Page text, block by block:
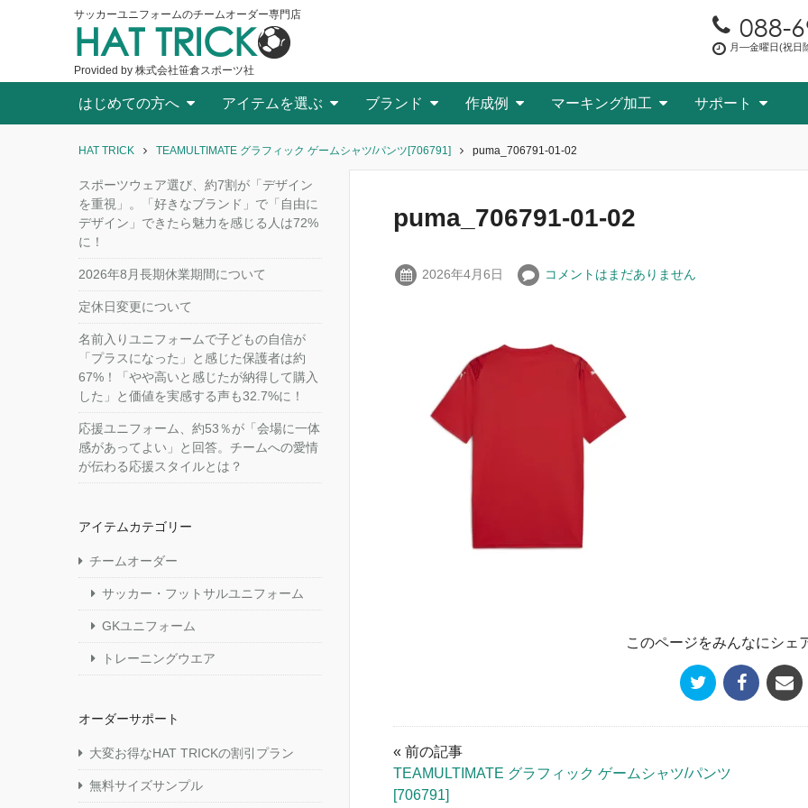
サッカーユニフォームのチームオーダー専門店
HAT TRICK
Provided by 株式会社笹倉スポーツ社
088-
月―金曜日(祝日
はじめての方へ アイテムを選ぶ ブランド 作成例 マーキング加工 サポート
HAT TRICK TEAMULTIMATE グラフィック ゲームシャツ/パンツ[706791] puma_706791-01-02
puma_706791-01-02
2026年4月6日 コメントはまだありません
このページをみんなにシェ
« 前の記事
TEAMULTIMATE グラフィック ゲームシャツ/パンツ
[706791]
スポーツウェア選び、約7割が「デザイン
を重視」。「好きなブランド」で「自由に
デザイン」できたら魅力を感じる人は72%
に！
2026年8月長期休業期間について
定休日変更について
名前入りユニフォームで子どもの自信が
「プラスになった」と感じた保護者は約
67%！「やや高いと感じたが納得して購入
した」と価値を実感する声も32.7%に！
応援ユニフォーム、約53％が「会場に一体
感があってよい」と回答。チームへの愛情
が伝わる応援スタイルとは？
アイテムカテゴリー
チームオーダー
サッカー・フットサルユニフォーム
GKユニフォーム
トレーニングウエア
オーダーサポート
大変お得なHAT TRICKの割引プラン
無料サイズサンプル